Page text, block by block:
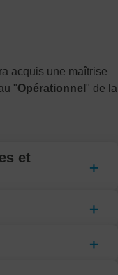
acquis une maîtrise
"Opérationnel " de la
et